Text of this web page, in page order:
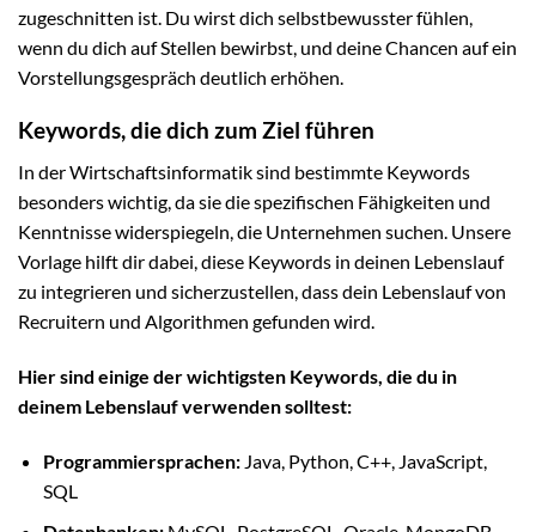
zugeschnitten ist. Du wirst dich selbstbewusster fühlen,
wenn du dich auf Stellen bewirbst, und deine Chancen auf ein
Vorstellungsgespräch deutlich erhöhen.
Keywords, die dich zum Ziel führen
In der Wirtschaftsinformatik sind bestimmte Keywords
besonders wichtig, da sie die spezifischen Fähigkeiten und
Kenntnisse widerspiegeln, die Unternehmen suchen. Unsere
Vorlage hilft dir dabei, diese Keywords in deinen Lebenslauf
zu integrieren und sicherzustellen, dass dein Lebenslauf von
Recruitern und Algorithmen gefunden wird.
Hier sind einige der wichtigsten Keywords, die du in
deinem Lebenslauf verwenden solltest:
Programmiersprachen:Java, Python, C++, JavaScript,
SQL